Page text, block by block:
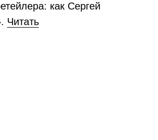
как Сергей
Читать